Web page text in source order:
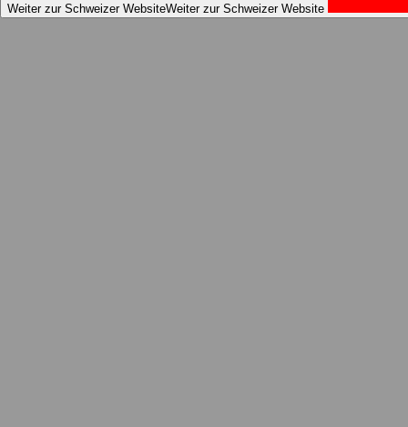
Weiter zur Schweizer WebsiteWeiter zur Schweizer Website